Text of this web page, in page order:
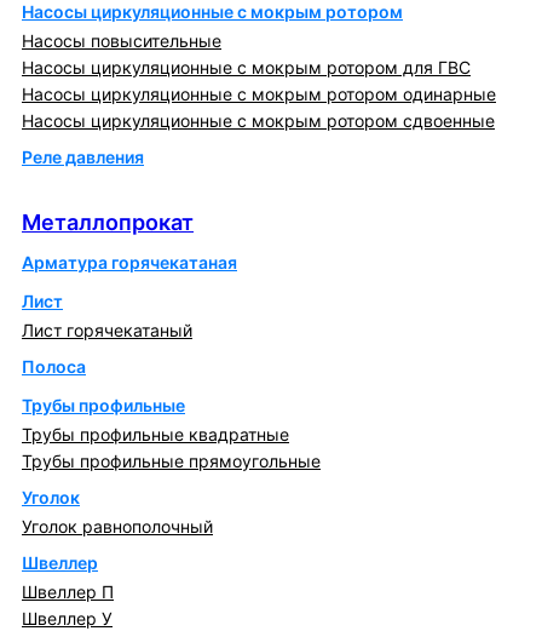
Насосы циркуляционные с мокрым ротором
Насосы повысительные
Насосы циркуляционные с мокрым ротором для ГВС
Насосы циркуляционные с мокрым ротором одинарные
Насосы циркуляционные с мокрым ротором сдвоенные
Реле давления
Металлопрокат
Арматура горячекатаная
Лист
Лист горячекатаный
Полоса
Трубы профильные
Трубы профильные квадратные
Трубы профильные прямоугольные
Уголок
Уголок равнополочный
Швеллер
Швеллер П
Швеллер У